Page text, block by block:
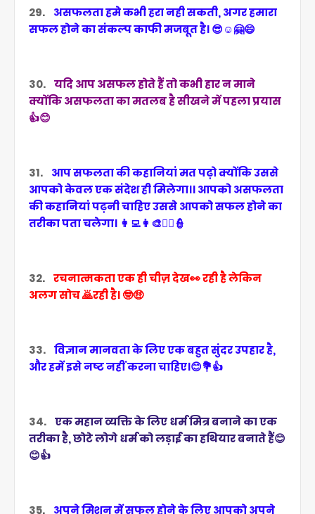
29. असफलता हमे कभी हरा नही सकती, अगर हमारा
सफल होने का संकल्प काफी मजबूत है। 😎☺️🤗😄
30. यदि आप असफल होते हैं तो कभी हार न माने
क्योंकि असफलता का मतलब है सीखने में पहला प्रयास
👍😊
31. आप सफलता की कहानियां मत पढ़ो क्योंकि उससे
आपको केवल एक संदेश ही मिलेगा।।आपको असफलता
की कहानियां पढ़नी चाहिए उससे आपको सफल होने का
तरीका पता चलेगा। 👩‍💻👩‍🎨👩‍✈️👮
32. रचनात्मकता एक ही चीज़ देख👀 रही है लेकिन
अलग सोच 🙇रही है। 🤓🤑
33. विज्ञान मानवता के लिए एक बहुत सुंदर उपहार है,
और हमें इसे नष्ट नहीं करना चाहिए।😊💐👍
34. एक महान व्यक्ति के लिए धर्म मित्र बनाने का एक
तरीका है, छोटे लोगे धर्म को लड़ाई का हथियार बनाते हैं😊
😊👍
35. अपने मिशन में सफल होने के लिए आपको अपने